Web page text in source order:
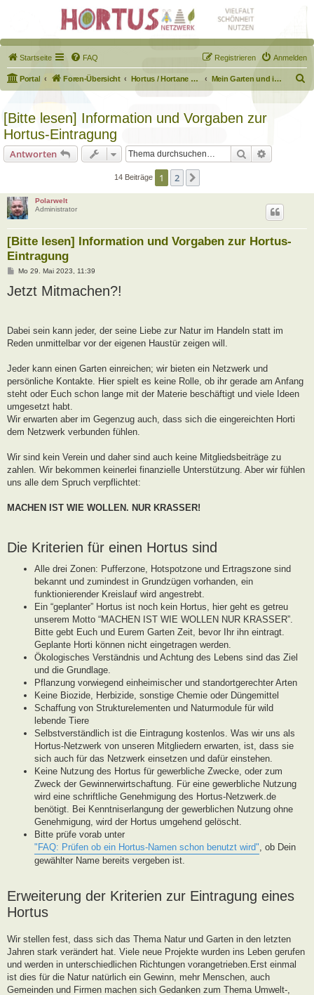
Startseite FAQ Anmelden
Registrieren
Portal Foren-Übersicht Hortus / Hortane Habitate / Garten auf dem Weg Mein Garten und ich!
u
[Bitte lesen] Information und Vorgaben zur
Hortus-Eintragung
Antworten Suche
14 Beiträge 1 2
Polarwelt
Administrator
[Bitte lesen] Information und Vorgaben zur Hortus-
Eintragung
B
i
t
Mo 29. Mai 2023, 11:39
Jetzt Mitmachen?!
Dabei sein kann jeder, der seine Liebe zur Natur im Handeln statt im
Reden unmittelbar vor der eigenen Haustür zeigen will.
Jeder kann einen Garten einreichen; wir bieten ein Netzwerk und
persönliche Kontakte. Hier spielt es keine Rolle, ob ihr gerade am Anfang
steht oder Euch schon lange mit der Materie beschäftigt und viele Ideen
umgesetzt habt.
Wir erwarten aber im Gegenzug auch, dass sich die eingereichten Horti
dem Netzwerk verbunden fühlen.
Wir sind kein Verein und daher sind auch keine Mitgliedsbeiträge zu
zahlen. Wir bekommen keinerlei finanzielle Unterstützung. Aber wir fühlen
uns alle dem Spruch verpflichtet:
MACHEN IST WIE WOLLEN. NUR KRASSER!
Die Kriterien für einen Hortus sind
Alle drei Zonen: Pufferzone, Hotspotzone und Ertragszone sind
bekannt und zumindest in Grundzügen vorhanden, ein
funktionierender Kreislauf wird angestrebt.
Ein “geplanter” Hortus ist noch kein Hortus, hier geht es getreu
unserem Motto “MACHEN IST WIE WOLLEN NUR KRASSER”.
Bitte gebt Euch und Eurem Garten Zeit, bevor Ihr ihn eintragt.
Geplante Horti können nicht eingetragen werden.
Ökologisches Verständnis und Achtung des Lebens sind das Ziel
und die Grundlage.
Pflanzung vorwiegend einheimischer und standortgerechter Arten
Keine Biozide, Herbizide, sonstige Chemie oder Düngemittel
Schaffung von Strukturelementen und Naturmodule für wild
lebende Tiere
Selbstverständlich ist die Eintragung kostenlos. Was wir uns als
Hortus-Netzwerk von unseren Mitgliedern erwarten, ist, dass sie
sich auch für das Netzwerk einsetzen und dafür einstehen.
Keine Nutzung des Hortus für gewerbliche Zwecke, oder zum
Zweck der Gewinnerwirtschaftung. Für eine gewerbliche Nutzung
wird eine schriftliche Genehmigung des Hortus-Netzwerk.de
benötigt. Bei Kenntniserlangung der gewerblichen Nutzung ohne
Genehmigung, wird der Hortus umgehend gelöscht.
Bitte prüfe vorab unter
"FAQ: Prüfen ob ein Hortus-Namen schon benutzt wird", ob Dein
gewählter Name bereits vergeben ist.
Erweiterung der Kriterien zur Eintragung eines
Hortus
Wir stellen fest, dass sich das Thema Natur und Garten in den letzten
Jahren stark verändert hat. Viele neue Projekte wurden ins Leben gerufen
und werden in unterschiedlichen Richtungen vorangetrieben.Erst einmal
ist dies für die Natur natürlich ein Gewinn, mehr Menschen, auch
Gemeinden und Firmen machen sich Gedanken zum Thema Umwelt-,